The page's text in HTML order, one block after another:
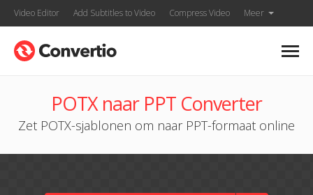
Video Editor Add Subtitles to Video Compress Video Meer
POTX naar PPT Converter
Zet POTX-sjablonen om naar PPT-formaat online